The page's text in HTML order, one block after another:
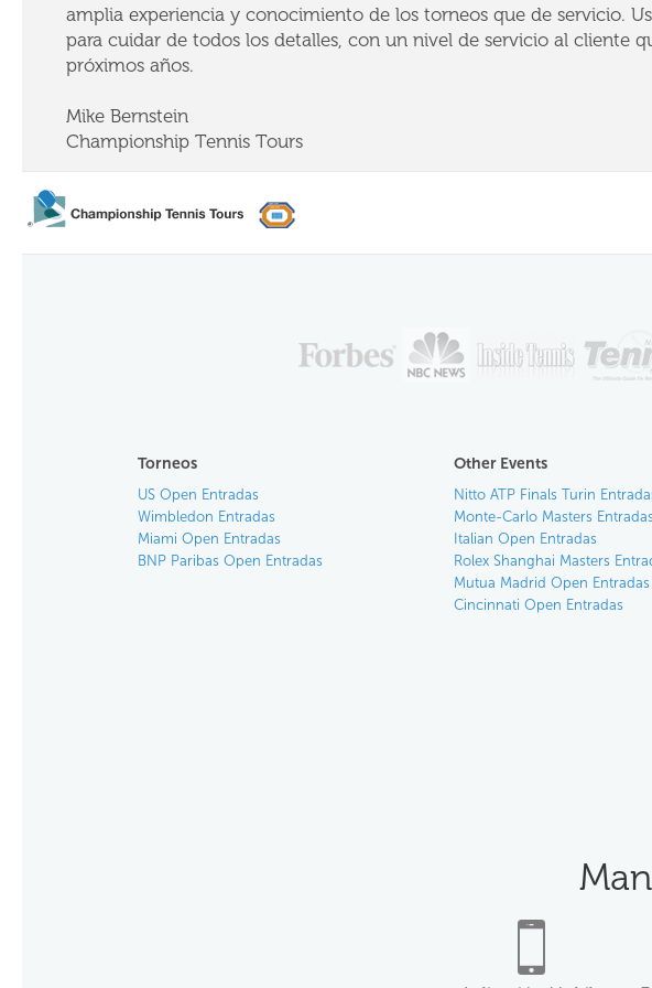
amplia experiencia y conocimiento de los torneos que de servicio.
para cuidar de todos los detalles, con un nivel de servicio al cliente
próximos años.
Mike Bernstein
Championship Tennis Tours
Torneos
US Open Entradas
Wimbledon Entradas
Miami Open Entradas
BNP Paribas Open Entradas
Other Events
Nitto ATP Finals Turin
Monte-Carlo Masters Entradas
Italian Open Entradas
Rolex Shanghai Masters
Mutua Madrid Open Entradas
Cincinnati Open Entradas